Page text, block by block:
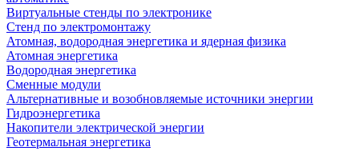
Виртуальные стенды по электронике
Стенд по электромонтажу
Атомная, водородная энергетика и ядерная физика
Атомная энергетика
Водородная энергетика
Сменные модули
Альтернативные и возобновляемые источники энергии
Гидроэнергетика
Накопители электрической энергии
Геотермальная энергетика